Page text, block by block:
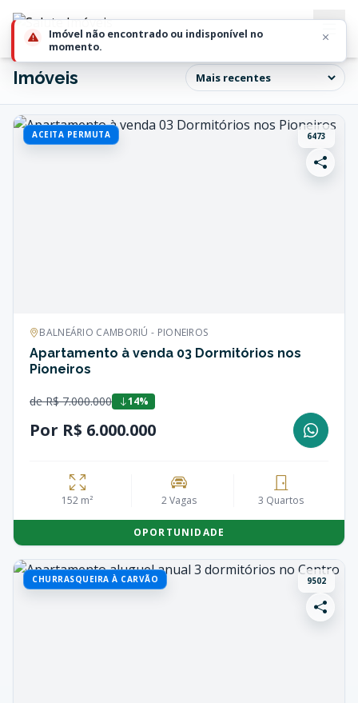
Imóvel não encontrado ou indisponível no
momento.
Imóveis
ACEITA PERMUTA 6473
BALNEÁRIO CAMBORIÚ - PIONEIROS
Apartamento à venda 03 Dormitórios nos
Pioneiros
de R$ 7.000.000 14%
Por R$ 6.000.000
152 m² 2 Vagas 3 Quartos
OPORTUNIDADE
CHURRASQUEIRA À CARVÃO 9502